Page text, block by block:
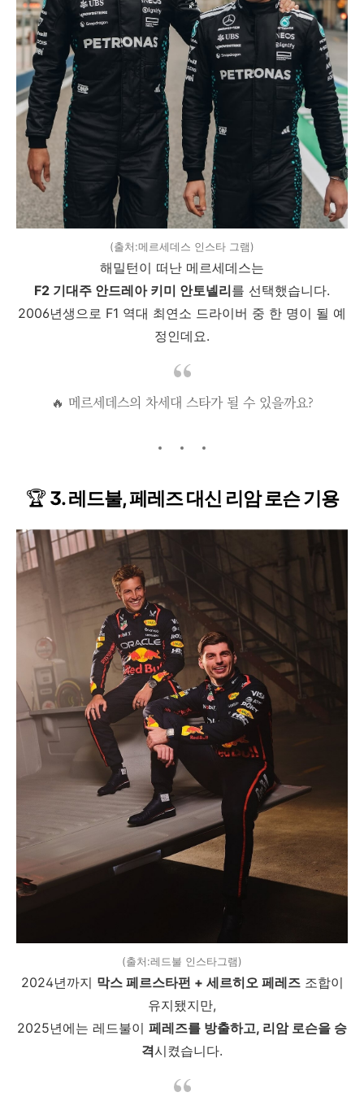
(출처:메르세데스 인스타 그램)
해밀턴이 떠난 메르세데스는
F2 기대주 안드레아 키미 안토넬리를 선택했습니다.
2006년생으로 F1 역대 최연소 드라이버 중 한 명이 될 예
정인데요.
🔥 메르세데스의 차세대 스타가 될 수 있을까요?
🏆 3. 레드불, 페레즈 대신 리암 로슨 기용
(출처:레드불 인스타그램)
2024년까지 막스 페르스타펀 + 세르히오 페레즈조합이
유지됐지만,
2025년에는 레드불이 페레즈를 방출하고, 리암 로슨을 승
격시켰습니다.